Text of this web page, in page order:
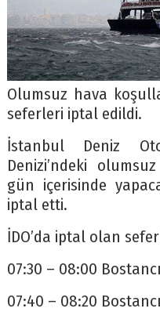
Olumsuz hava
seferleri iptal edildi.
İstanbul Deniz
Denizi’ndeki
gün içerisinde
iptal etti.
İDO’da iptal olan
07:30 – 08:00
07:40 – 08:20